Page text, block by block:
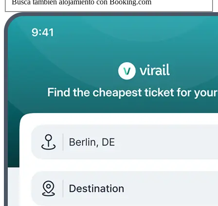
Busca también alojamiento con Booking.com